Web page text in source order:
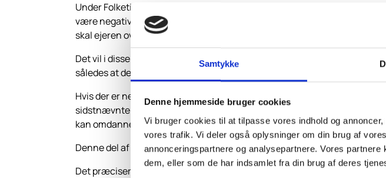
Samtykke
Denne hjemmeside bruger cookies
Vi bruger cookies til at tilpasse vores indhold og
vores trafik. Vi deler også oplysninger om din brug af
annonceringspartnere og analysepartnere. Vores
dem, eller som de har indsamlet fra din brug af deres
Under Folketingets behandling af loven blev der indført en betingelse,
være negativ. Hvis virksomhedsskatteordningen har været anvendt
skal ejeren overføre et beløb til virksomheden svarende til den negative
Det vil i disse situationer være nødvendigt at indskyde et beløb
således at den negative anskaffelsessum undgås.
Hvis der er negativ anskaffelsessum, er det tillige en betingelse, at alle
sidstnævnte betingelse synes at kunne give problemer, hvis man har
kan omdannes selvstændigt.
Denne del af loven har virkning for omdannelser, der gennemføres den
Det præciseres, at der ved en kapitalnedsættelse eller ved tilbagesalg